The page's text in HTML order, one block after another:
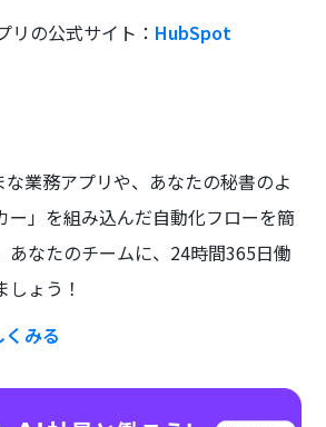
の公式サイト： HubSpot
業務アプリや、あなたの秘書のよ
ー」を組み込んだ自動化フローを簡
あなたのチームに、24時間365日働
しょう！
みる